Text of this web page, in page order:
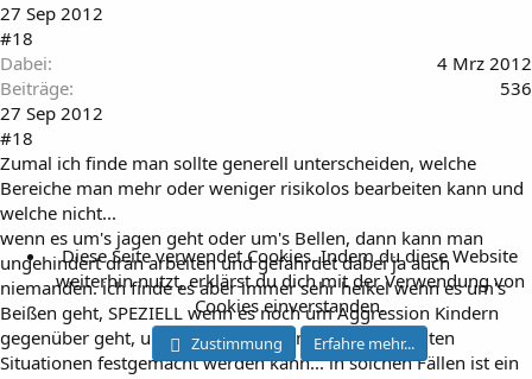
27 Sep 2012
#18
Dabei
4 Mrz 2012
Beiträge
536
27 Sep 2012
#18
Zumal ich finde man sollte generell unterscheiden, welche
Bereiche man mehr oder weniger risikolos bearbeiten kann und
welche nicht...
wenn es um's jagen geht oder um's Bellen, dann kann man
ungehindert dran arbeiten und gefährdet dabei ja auch
niemanden. ich finde es aber immer sehr heikel wenn es um's
Beißen geht, SPEZIELL wenn es noch um Aggression Kindern
gegenüber geht, und das noch nichtmal an bestimmten
Situationen festgemacht werden kann... in solchen Fällen ist ein
Diese Seite verwendet Cookies. Indem du diese Website
weiterhin nutzt, erklärst du dich mit der Verwendung von
Cookies einverstanden.
Zustimmung Erfahre mehr...